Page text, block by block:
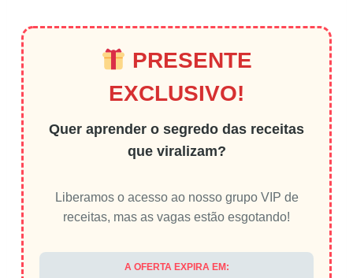
PRESENTE
EXCLUSIVO!
Quer aprender o segredo das receitas
que viralizam?
Liberamos o acesso ao nosso grupo VIP de
receitas, mas as vagas estão esgotando!
A OFERTA EXPIRA EM: